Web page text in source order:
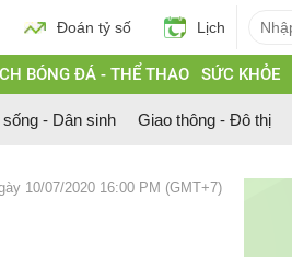
Đoán tỷ số Lịch
BÓNG ĐÁ - THỂ THAO SỨC KHỎE
- Dân sinh Giao thông - Đô thị
10/07/2020 16:00 PM (GMT+7)